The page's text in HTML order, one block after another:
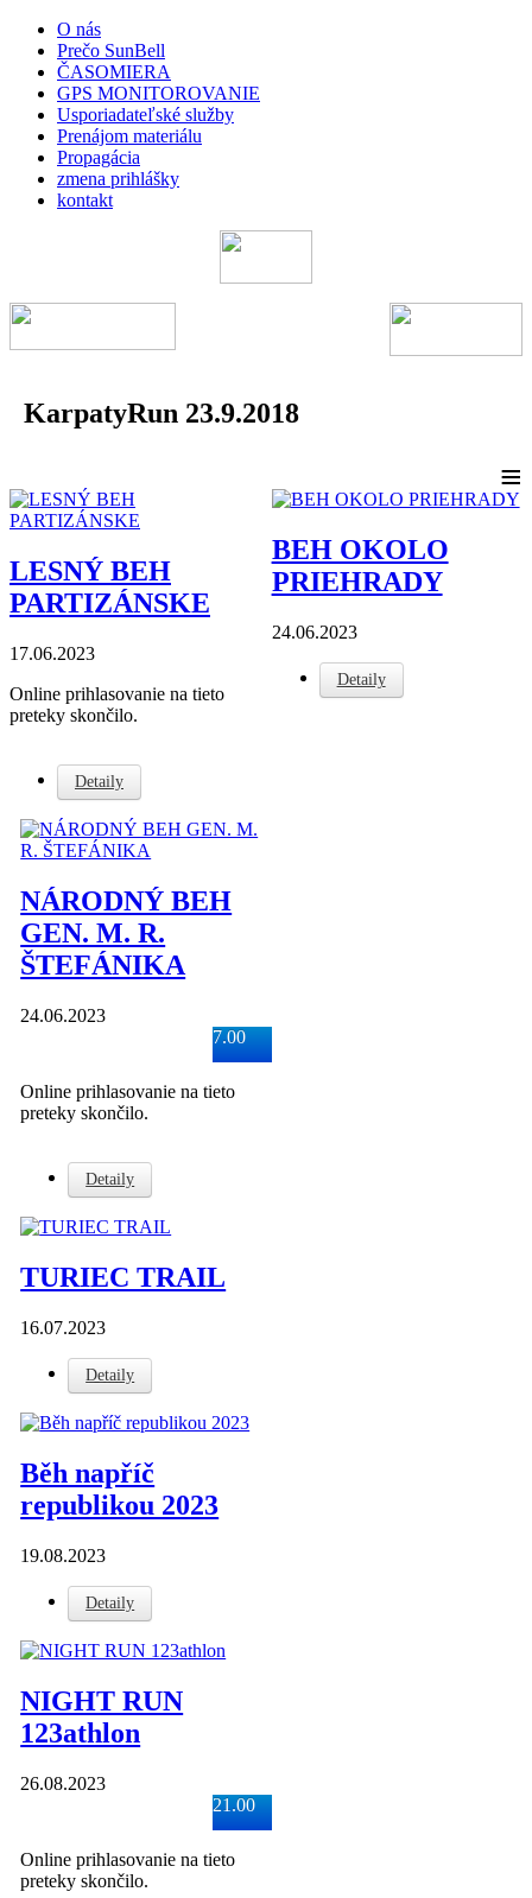
O nás
Prečo SunBell
ČASOMIERA
GPS MONITOROVANIE
Usporiadateľské služby
Prenájom materiálu
Propagácia
zmena prihlášky
kontakt
KarpatyRun 23.9.2018
≡
LESNÝ BEH
PARTIZÁNSKE
17.06.2023
Online prihlasovanie na tieto
preteky skončilo.
Detaily
BEH OKOLO
PRIEHRADY
24.06.2023
Detaily
NÁRODNÝ BEH
GEN. M. R.
ŠTEFÁNIKA
24.06.2023
7.00
Online prihlasovanie na tieto
preteky skončilo.
Detaily
TURIEC TRAIL
16.07.2023
Detaily
Běh napříč
republikou 2023
19.08.2023
Detaily
NIGHT RUN
123athlon
26.08.2023
21.00
Online prihlasovanie na tieto
preteky skončilo.